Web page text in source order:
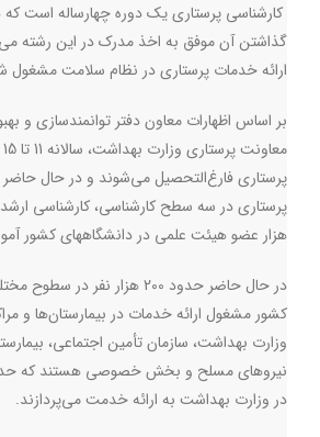
کارشناسی پرستاری یک دوره چهارساله است
گذاشتن آن موفق به اخذ مدرک در این رشته
ارائه خدمات پرستاری در نظام سلامت مشغول
بر اساس اظهارات معاون دفتر توانمندسازی و
پرستاری در سه سطح کارشناسی، کارشناسی ارشد
هزار عضو هیئت علمی در دانشگاههای کشور
در حال حاضر حدود 200 هزار نفر
کشور مشغول ارائه خدمات در بیمارستان‌ها و
وزارت بهداشت، سازمان تأمین اجتماعی،
در وزارت بهداشت به ارائه خدمت می‌پردازند.